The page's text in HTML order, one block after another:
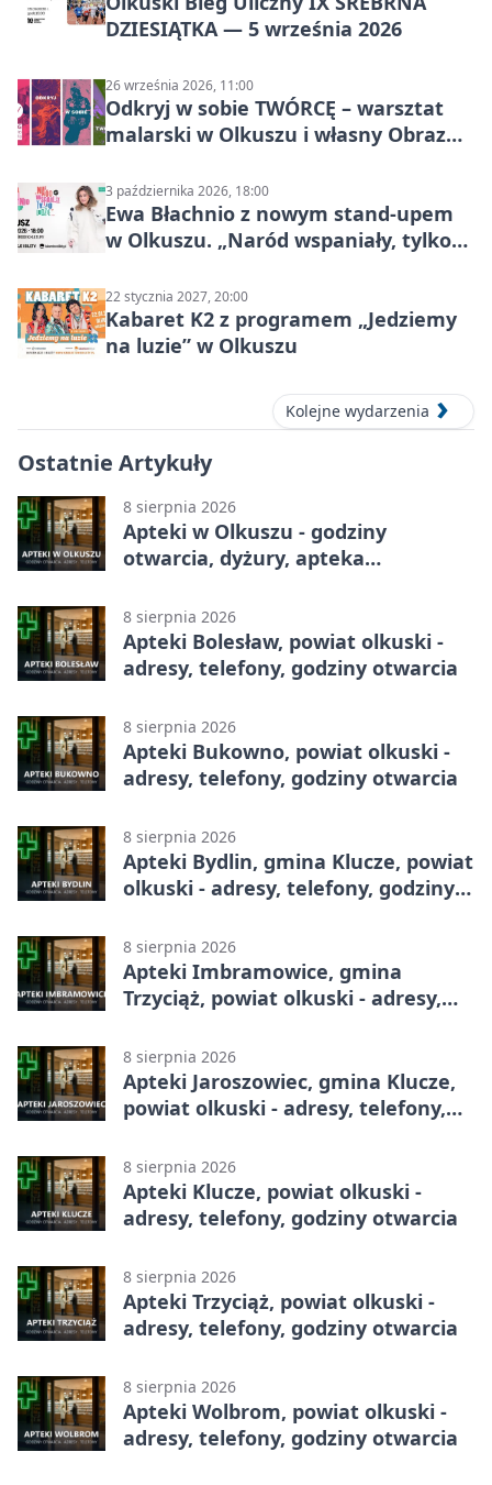
DZIESIĄTKA — 5 września 2026
26 września 2026, 11:00
Odkryj w sobie TWÓRCĘ – warsztat
malarski w Olkuszu i własny Obraz
3 października 2026, 18:00
Ewa Błachnio z nowym stand-upem
w Olkuszu. „Naród wspaniały, tylko
22 stycznia 2027, 20:00
Kabaret K2 z programem „Jedziemy
na luzie” w Olkuszu
Kolejne wydarzenia
Ostatnie Artykuły
8 sierpnia 2026
Apteki w Olkuszu - godziny
otwarcia, dyżury, apteka
8 sierpnia 2026
Apteki Bolesław, powiat olkuski -
adresy, telefony, godziny otwarcia
8 sierpnia 2026
Apteki Bukowno, powiat olkuski -
adresy, telefony, godziny otwarcia
8 sierpnia 2026
Apteki Bydlin, gmina Klucze, powiat
olkuski - adresy, telefony, godziny
8 sierpnia 2026
Apteki Imbramowice, gmina
Trzyciąż, powiat olkuski - adresy,
8 sierpnia 2026
Apteki Jaroszowiec, gmina Klucze,
powiat olkuski - adresy, telefony,
8 sierpnia 2026
Apteki Klucze, powiat olkuski -
adresy, telefony, godziny otwarcia
8 sierpnia 2026
Apteki Trzyciąż, powiat olkuski -
adresy, telefony, godziny otwarcia
8 sierpnia 2026
Apteki Wolbrom, powiat olkuski -
adresy, telefony, godziny otwarcia